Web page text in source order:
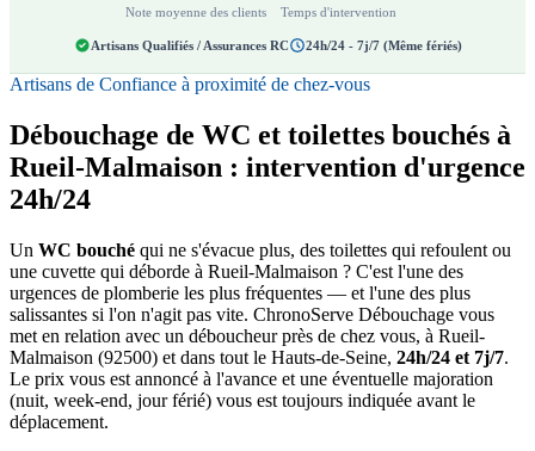
Note moyenne des clients Temps d'intervention
Artisans Qualifiés / Assurances RC 24h/24 - 7j/7 (Même fériés)
Artisans de Confiance à proximité de chez-vous
Débouchage de WC et toilettes bouchés à
Rueil-Malmaison : intervention d'urgence
24h/24
Un WC bouché qui ne s'évacue plus, des toilettes qui refoulent ou
une cuvette qui déborde à Rueil-Malmaison ? C'est l'une des
urgences de plomberie les plus fréquentes — et l'une des plus
salissantes si l'on n'agit pas vite. ChronoServe Débouchage vous
met en relation avec un déboucheur près de chez vous, à Rueil-
Malmaison (92500) et dans tout le Hauts-de-Seine, 24h/24 et 7j/7.
Le prix vous est annoncé à l'avance et une éventuelle majoration
(nuit, week-end, jour férié) vous est toujours indiquée avant le
déplacement.